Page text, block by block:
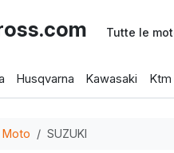
Tutte le
Husqvarna Kawasaki Ktm
Moto SUZUKI